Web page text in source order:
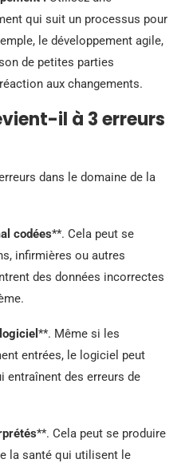
qui suit un processus pour
le développement agile,
de petites parties
aux changements.
il à 3 erreurs
dans le domaine de la
codées**. Cela peut se
infirmières ou autres
des données incorrectes
**. Même si les
entrées, le logiciel peut
entraînent des erreurs de
**. Cela peut se produire
la santé qui utilisent le